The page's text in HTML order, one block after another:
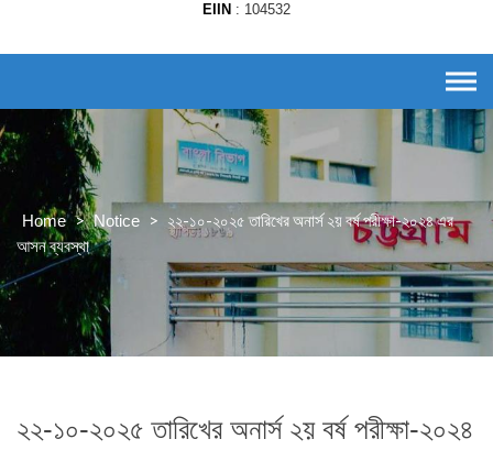
EIIN 104532
Home > Notice > ২২-১০-২০২৫ তারিখের অনার্স ২য় বর্ষ পরীক্ষা-২০২৪ এর
আসন ব্যবস্থা
২২-১০-২০২৫ তারিখের অনার্স ২য় বর্ষ পরীক্ষা-২০২৪